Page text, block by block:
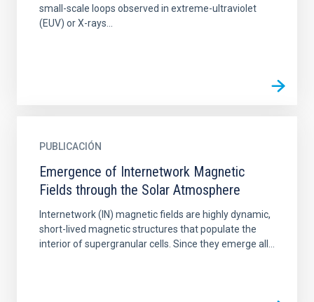
small-scale loops observed in extreme-ultraviolet
(EUV) or X-rays...
PUBLICACIÓN
Emergence of Internetwork Magnetic
Fields through the Solar Atmosphere
Internetwork (IN) magnetic fields are highly dynamic,
short-lived magnetic structures that populate the
interior of supergranular cells. Since they emerge all...